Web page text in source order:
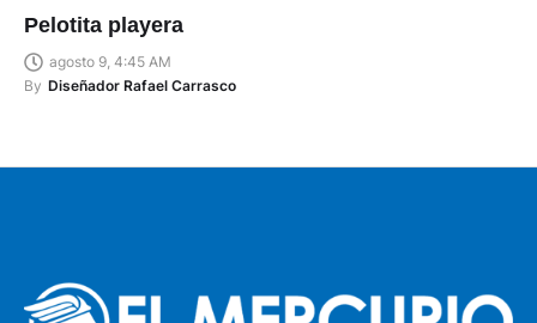
Pelotita playera
agosto 9, 4:45 AM
By Diseñador Rafael Carrasco